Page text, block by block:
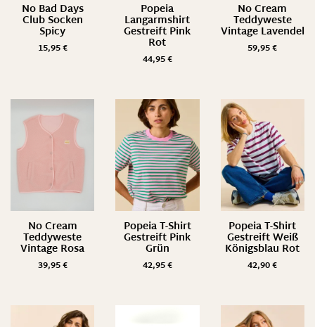
No Bad Days
Club Socken
Spicy
15,95€
Popeia
Langarmshirt
Gestreift Pink
Rot
44,95€
No Cream
Teddyweste
Vintage Lavendel
59,95€
No Cream
Teddyweste
Vintage Rosa
39,95€
Popeia T-Shirt
Gestreift Pink
Grün
42,95€
Popeia T-Shirt
Gestreift Weiß
Königsblau Rot
42,90€